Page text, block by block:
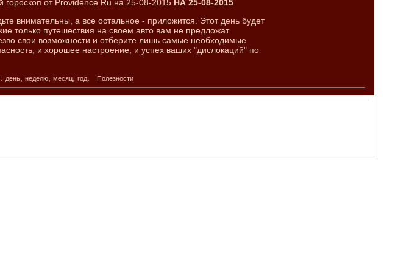
от Providence.Ru на 25-08-2015 НА 25-08-2015
внимательны, а все остальное - приложится. Этот день будет
только путешествия на своем авто вам не предложат
свои возможности и отберите лишь самые необходимые
и хорошее настроение, и успех ваших "дислокаций" по
день ,неделю ,месяц ,год Полезности